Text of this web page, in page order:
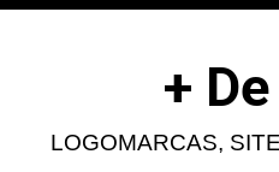
LOGOMARCAS,
+ De